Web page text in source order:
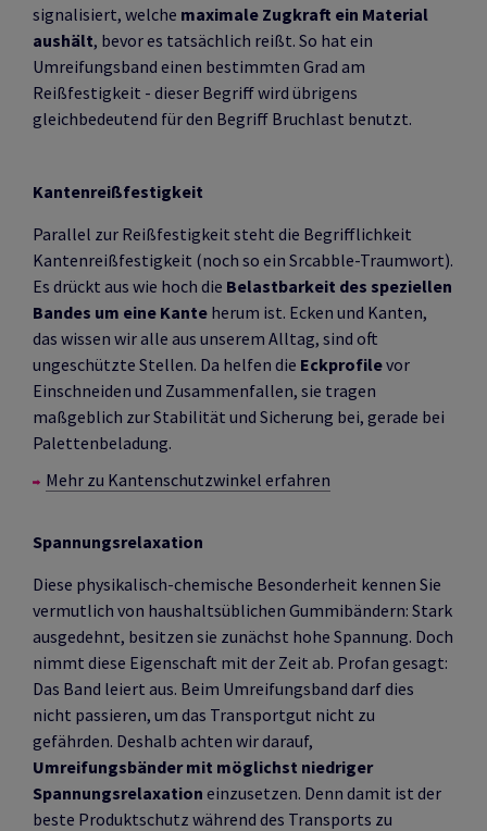
signalisiert, welche maximale Zugkraft ein Material
aushält, bevor es tatsächlich reißt. So hat ein
Umreifungsband einen bestimmten Grad am
Reißfestigkeit - dieser Begriff wird übrigens
gleichbedeutend für den Begriff Bruchlast benutzt.
Kantenreißfestigkeit
Parallel zur Reißfestigkeit steht die Begrifflichkeit
Kantenreißfestigkeit (noch so ein Srcabble-Traumwort).
Es drückt aus wie hoch die Belastbarkeit des speziellen
Bandes um eine Kante herum ist. Ecken und Kanten,
das wissen wir alle aus unserem Alltag, sind oft
ungeschützte Stellen. Da helfen die Eckprofilevor
Einschneiden und Zusammenfallen, sie tragen
maßgeblich zur Stabilität und Sicherung bei, gerade bei
Palettenbeladung.
Mehr zu Kantenschutzwinkel erfahren
Spannungsrelaxation
Diese physikalisch-chemische Besonderheit kennen Sie
vermutlich von haushaltsüblichen Gummibändern: Stark
ausgedehnt, besitzen sie zunächst hohe Spannung. Doch
nimmt diese Eigenschaft mit der Zeit ab. Profan gesagt:
Das Band leiert aus. Beim Umreifungsband darf dies
nicht passieren, um das Transportgut nicht zu
gefährden. Deshalb achten wir darauf,
Umreifungsbänder mit möglichst niedriger
Spannungsrelaxation einzusetzen. Denn damit ist der
beste Produktschutz während des Transports zu